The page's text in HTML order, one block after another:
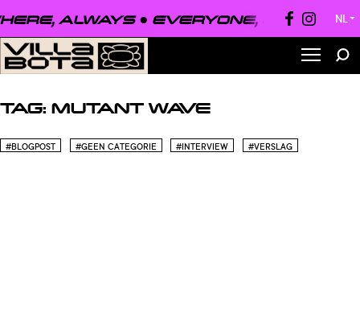
ALWAYS ● EVERYONE, NL ▼
TAG: MUTANT WAVE
#BLOGPOST #GEEN CATEGORIE #INTERVIEW #VERSLAG